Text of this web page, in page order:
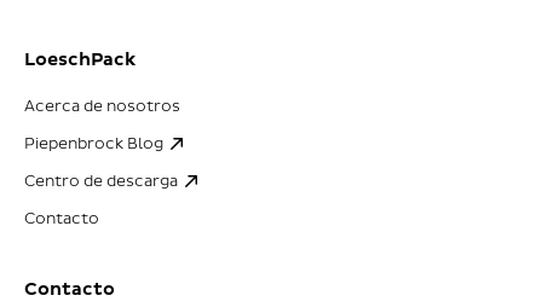
LoeschPack
Acerca de nosotros
Piepenbrock Blog
Centro de descarga
Contacto
Contacto